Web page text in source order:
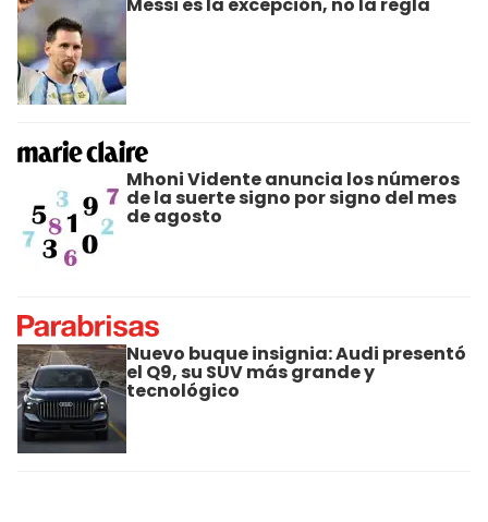
Mhoni Vidente anuncia los números
de la suerte signo por signo del mes
de agosto
Nuevo buque insignia: Audi presentó
el Q9, su SUV más grande y
tecnológico